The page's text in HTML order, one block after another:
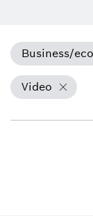
Business/
Video